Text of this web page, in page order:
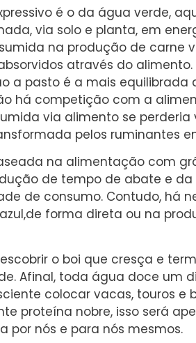
é o da água verde,
via solo e planta, em
na produção de carne
através do alimento.
a pasto é a mais
há competição com a
via alimento se
pelos ruminantes
na alimentação com
de tempo de abate e
de consumo. Contudo, há
forma direta ou na
o boi que cresça e
Afinal, toda água doce um
colocar vacas, touros e
proteína nobre, isso será
por nós e para nós mesmos.